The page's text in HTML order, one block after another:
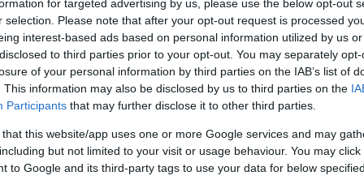
for targeted advertising by us, please use the below opt-out
selection. Please note that after your opt-out request is processed
interest-based ads based on personal information utilized by us
to third parties prior to your opt-out. You may separately
of your personal information by third parties on the IAB’s list of
This information may also be disclosed by us to third parties on the
Participants that may further disclose it to other third parties.
that this website/app uses one or more Google services and may
but not limited to your visit or usage behaviour. You may
to Google and its third-party tags to use your data for below
της με τον 40χρονο σύντροφό της μέσα στο μπαρ.
άντρα γιατί… της έκανε παρατήρηση και την εξόργισε.
σε γνωστό μπαρ στο κέντρο της Θεσσαλονίκης,
40χρονο, όταν εκείνος της έκανε παρατήρηση για το
οδηγήθηκε στον εισαγγελέα. Εις βάρος της ασκήθηκε